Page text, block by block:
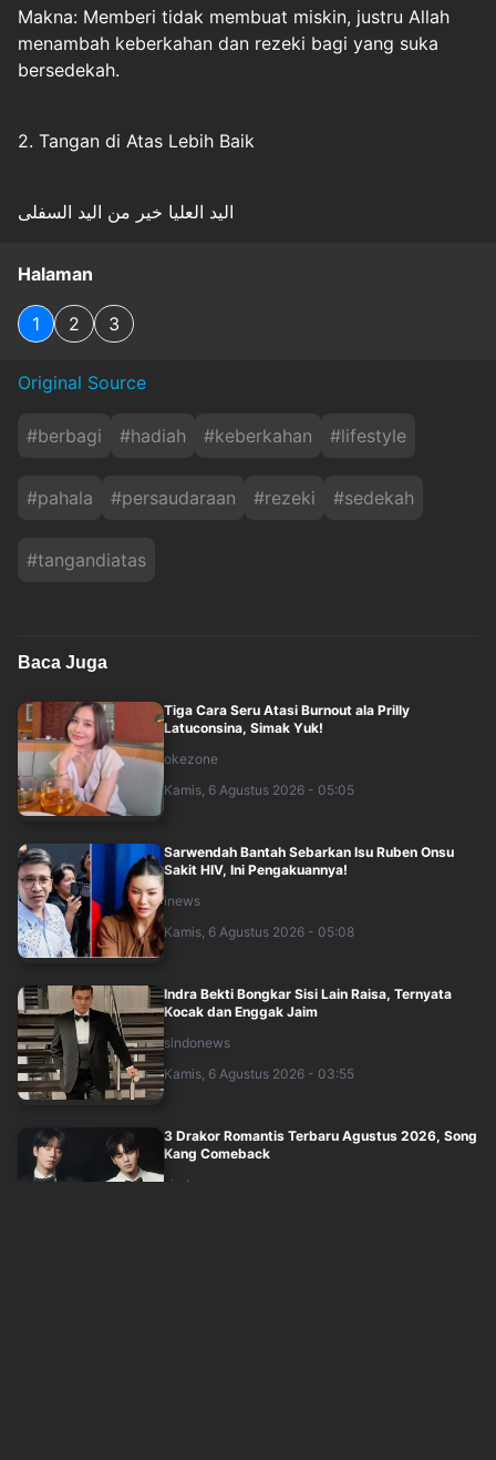
Makna: Memberi tidak membuat miskin, justru Allah
menambah keberkahan dan rezeki bagi yang suka
bersedekah.
2. Tangan di Atas Lebih Baik
Halaman
1 2 3
Original Source
#berbagi #hadiah #keberkahan #lifestyle
#pahala #persaudaraan #rezeki #sedekah
#tangandiatas
Baca Juga
Tiga Cara Seru Atasi Burnout ala Prilly
Latuconsina, Simak Yuk!
okezone
Kamis, 6 Agustus 2026 - 05:05
Sarwendah Bantah Sebarkan Isu Ruben Onsu
Sakit HIV, Ini Pengakuannya!
inews
Kamis, 6 Agustus 2026 - 05:08
Indra Bekti Bongkar Sisi Lain Raisa, Ternyata
Kocak dan Enggak Jaim
sindonews
Kamis, 6 Agustus 2026 - 03:55
3 Drakor Romantis Terbaru Agustus 2026, Song
Kang Comeback
sindonews